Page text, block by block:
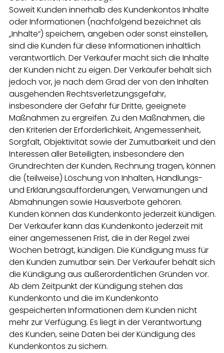
Soweit Kunden innerhalb des Kundenkontos Inhalte
oder Informationen (nachfolgend bezeichnet als
„Inhalte“) speichern, angeben oder sonst einstellen,
sind die Kunden für diese Informationen inhaltlich
verantwortlich. Der Verkäufer macht sich die Inhalte
der Kunden nicht zu eigen. Der Verkäufer behält sich
jedoch vor, je nach dem Grad der von den Inhalten
ausgehenden Rechtsverletzungsgefahr,
insbesondere der Gefahr für Dritte, geeignete
Maßnahmen zu ergreifen. Zu den Maßnahmen, die
den Kriterien der Erforderlichkeit, Angemessenheit,
Sorgfalt, Objektivität sowie der Zumutbarkeit und den
Interessen aller Beteiligten, insbesondere den
Grundrechten der Kunden, Rechnung tragen, können
die (teilweise) Löschung von Inhalten, Handlungs-
und Erklärungsaufforderungen, Verwarnungen und
Abmahnungen sowie Hausverbote gehören.
Kunden können das Kundenkonto jederzeit kündigen.
Der Verkäufer kann das Kundenkonto jederzeit mit
einer angemessenen Frist, die in der Regel zwei
Wochen beträgt, kündigen. Die Kündigung muss für
den Kunden zumutbar sein. Der Verkäufer behält sich
die Kündigung aus außerordentlichen Gründen vor.
Ab dem Zeitpunkt der Kündigung stehen das
Kundenkonto und die im Kundenkonto
gespeicherten Informationen dem Kunden nicht
mehr zur Verfügung. Es liegt in der Verantwortung
des Kunden, seine Daten bei der Kündigung des
Kundenkontos zu sichern.